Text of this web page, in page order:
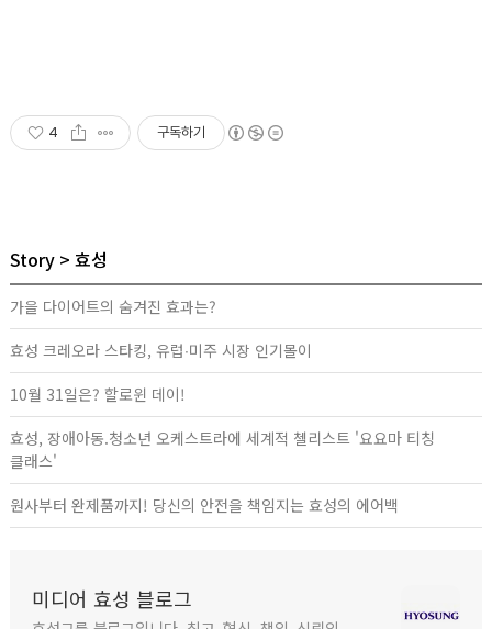
4 구독하기
Story 효성
가을 다이어트의 숨겨진 효과는?
효성 크레오라 스타킹, 유럽∙미주 시장 인기몰이
10월 31일은? 할로윈 데이!
효성, 장애아동.청소년 오케스트라에 세계적 첼리스트 '요요마 티칭
클래스'
원사부터 완제품까지! 당신의 안전을 책임지는 효성의 에어백
미디어 효성 블로그